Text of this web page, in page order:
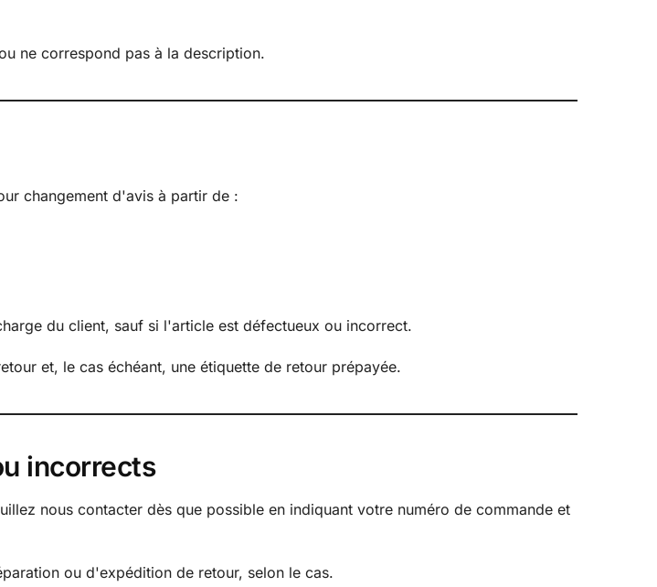
ne correspond pas à la description.
changement d'avis à partir de :
du client, sauf si l'article est défectueux ou incorrect.
et, le cas échéant, une étiquette de retour prépayée.
incorrects
nous contacter dès que possible en indiquant votre numéro de commande et
ou d'expédition de retour, selon le cas.